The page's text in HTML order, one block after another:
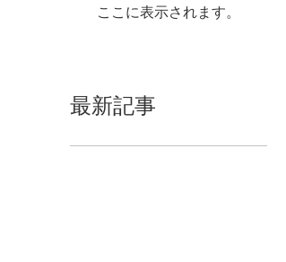
ここに表示されます。
最新記事